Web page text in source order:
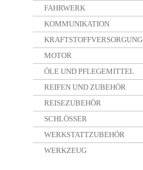
FAHRWERK
KOMMUNIKATION
KRAFTSTOFFVERSORGUNG
MOTOR
ÖLE UND PFLEGEMITTEL
REIFEN UND ZUBEHÖR
REISEZUBEHÖR
SCHLÖSSER
WERKSTATTZUBEHÖR
WERKZEUG